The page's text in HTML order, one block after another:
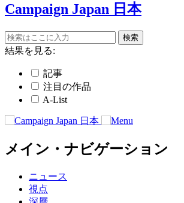
Campaign Japan 日本
結果を見る:
記事
注目の作品
A-List
メイン・ナビゲーション
ニュース
視点